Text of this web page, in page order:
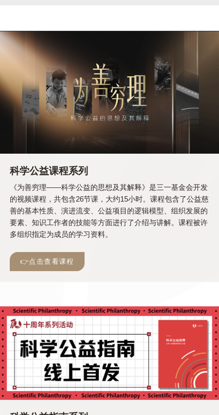
科学公益课程系列
《为善穷理——科学公益的思想及其解释》是三一基金会开发
的视频课程，共包含26节课，大约15小时。课程包含了公益慈
善的基本性质、演进流变、公益项目的逻辑模型、组织发展的
要素、知识工作者的技能等方面进行了介绍与讲解。课程被许
多组织指定为成员的学习资料。
👉点击查看课程